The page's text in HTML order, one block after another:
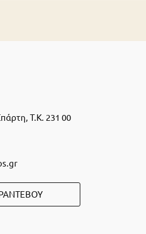
Τ.Κ. 231 00